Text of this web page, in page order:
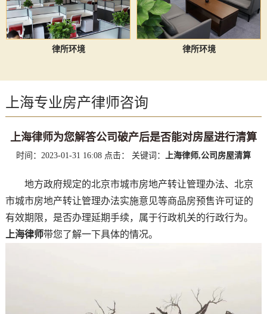
律所环境 律所环境
上海专业房产律师咨询
上海律师为您解答公司破产后是否能对房屋进行清算
时间：2023-01-31 16:08 点击： 关键词： 上海律师,公司房屋清算
地方政府规定的北京市城市房地产转让管理办法、北京
市城市房地产转让管理办法实施意见等商品房预售许可证的
有效期限，是否办理延期手续，属于行政机关的行政行为。
上海律师带您了解一下具体的情况。